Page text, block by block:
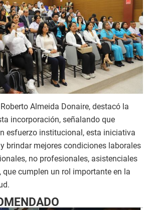
Almeida Donaire, destacó la
incorporación, señalando que
esfuerzo institucional, esta iniciativa
brindar mejores condiciones laborales
no profesionales, asistenciales
cumplen un rol importante en la